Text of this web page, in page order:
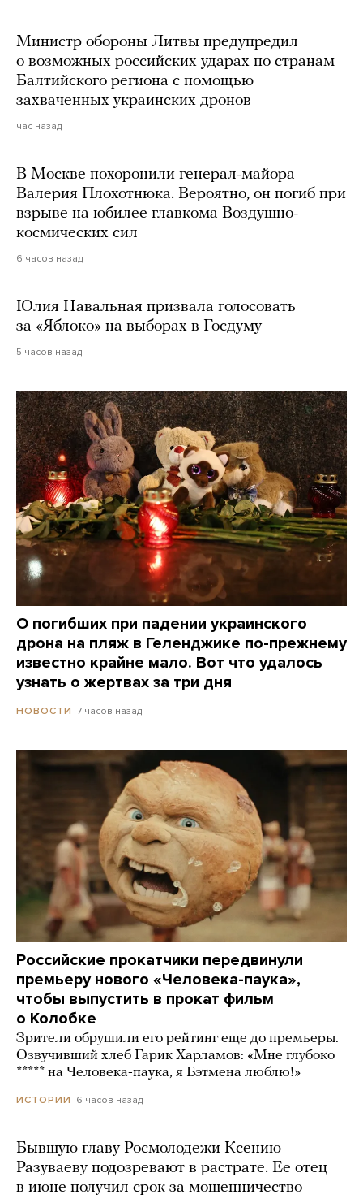
Министр обороны Литвы предупредил
о возможных российских ударах по странам
Балтийского региона с помощью
захваченных украинских дронов
час назад
В Москве похоронили генерал-майора
Валерия Плохотнюка. Вероятно, он погиб при
взрыве на юбилее главкома Воздушно-
космических сил
6 часов назад
Юлия Навальная призвала голосовать
за «Яблоко» на выборах в Госдуму
5 часов назад
О погибших при падении украинского
дрона на пляж в Геленджике по-прежнему
известно крайне мало. Вот что удалось
узнать о жертвах за три дня
НОВОСТИ 7 часов назад
Российские прокатчики передвинули
премьеру нового «Человека-паука»,
чтобы выпустить в прокат фильм
о Колобке
Зрители обрушили его рейтинг еще до премьеры.
Озвучивший хлеб Гарик Харламов: «Мне глубоко
***** на Человека-паука, я Бэтмена люблю!»
ИСТОРИИ 6 часов назад
Бывшую главу Росмолодежи Ксению
Разуваеву подозревают в растрате. Ее отец
в июне получил срок за мошенничество